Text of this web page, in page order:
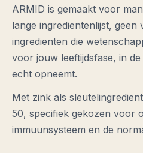
ARMID is gemaakt voor
lange ingredientenlijst,
ingredienten die
voor jouw leeftijdsfase, in
echt opneemt.
Met zink als
50, specifiek gekozen voor
immuunsysteem en de